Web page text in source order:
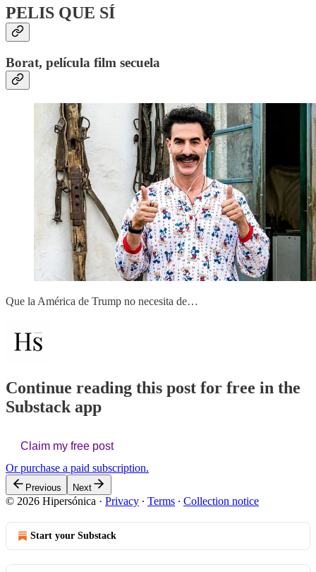
PELIS QUE SÍ
Borat, película film secuela
Que la América de Trump no necesita de…
Continue reading this post for free in the
Substack app
Claim my free post
Or purchase a paid subscription.
Previous Next
© 2026 Hipersónica · Privacy ∙ Terms ∙ Collection notice
Start your Substack